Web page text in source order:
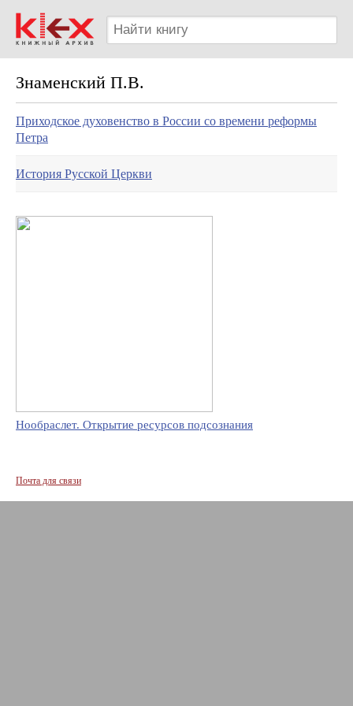
Знаменский П.В.
Приходское духовенство в России со времени реформы
Петра
История Русской Церкви
Нообраслет. Открытие ресурсов подсознания
Почта для связи